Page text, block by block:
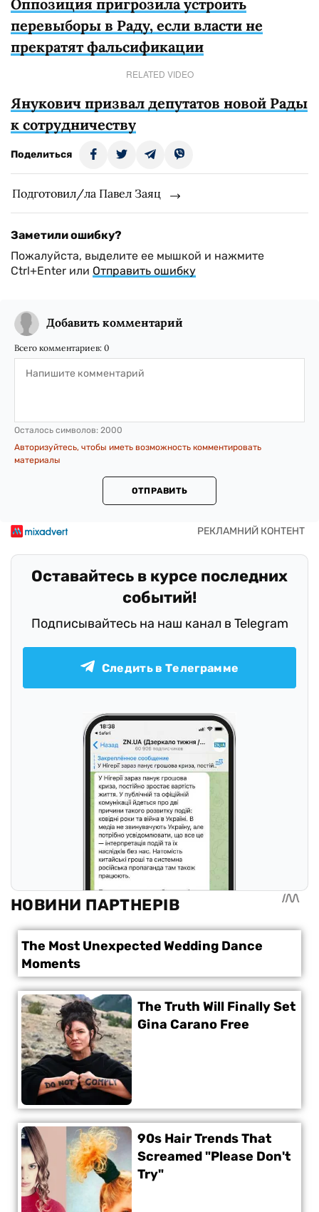
Оппозиция пригрозила устроить
перевыборы в Раду, если власти не
прекратят фальсификации
RELATED VIDEO
Янукович призвал депутатов новой Рады
к сотрудничеству
Поделиться
Подготовил/ла Павел Заяц
Заметили ошибку?
Пожалуйста, выделите ее мышкой и нажмите
Ctrl+Enter или Отправить ошибку
Добавить комментарий
Всего комментариев: 0
Осталось символов: 2000
Авторизуйтесь, чтобы иметь возможность комментировать
материалы
ОТПРАВИТЬ
Оставайтесь в курсе последних
событий!
Подписывайтесь на наш канал в Telegram
Следить в Телеграмме